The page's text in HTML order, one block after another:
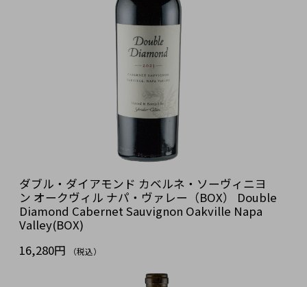
ダブル・ダイアモンド カベルネ・ソーヴィニヨ
ン オークヴィル ナパ・ヴァレー（BOX） Double
Diamond Cabernet Sauvignon Oakville Napa
Valley(BOX)
16,280円
（税込）